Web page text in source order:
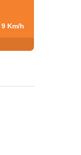
9 Km/h